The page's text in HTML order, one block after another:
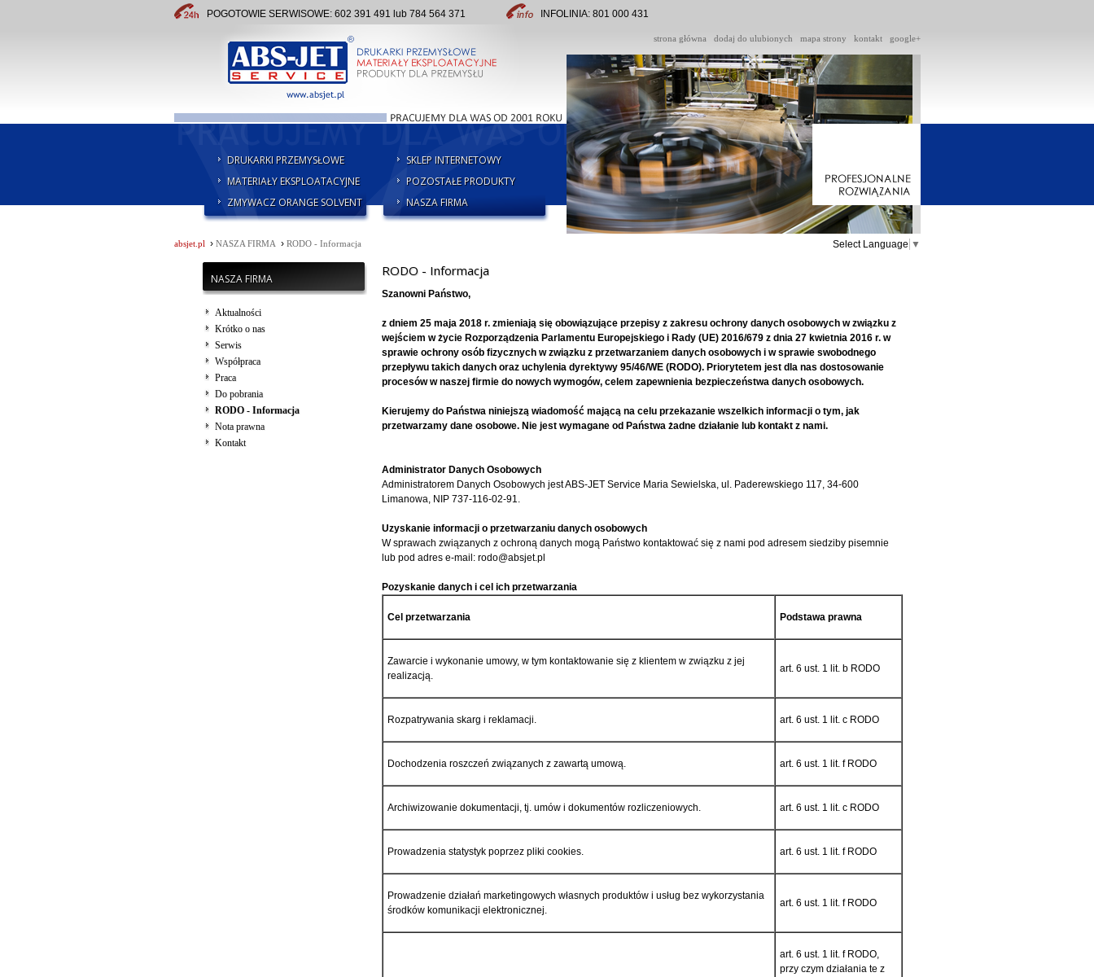
POGOTOWIE SERWISOWE: 602 391 491 lub 784 564 371 INFOLINIA: 801 000 431
DRUKARKI PRZEMYSŁOWE
MATERIAŁY EKSPLOATACYJNE
ZMYWACZ ORANGE SOLVENT
SKLEP INTERNETOWY
POZOSTAŁE PRODUKTY
NASZA FIRMA
strona główna dodaj do ulubionych mapa strony kontakt google+
absjet.pl› NASZA FIRMA› RODO - Informacja Select Language ▼
NASZA FIRMA
Aktualności
Krótko o nas
Serwis
Współpraca
Praca
Do pobrania
RODO - Informacja
Nota prawna
Kontakt
RODO - Informacja
Szanowni Państwo,
z dniem 25 maja 2018 r. zmieniają się obowiązujące przepisy z zakresu ochrony danych osobowych w związku z
wejściem w życie Rozporządzenia Parlamentu Europejskiego i Rady (UE) 2016/679 z dnia 27 kwietnia 2016 r. w
sprawie ochrony osób fizycznych w związku z przetwarzaniem danych osobowych i w sprawie swobodnego
przepływu takich danych oraz uchylenia dyrektywy 95/46/WE (RODO). Priorytetem jest dla nas dostosowanie
procesów w naszej firmie do nowych wymogów, celem zapewnienia bezpieczeństwa danych osobowych.
Kierujemy do Państwa niniejszą wiadomość mającą na celu przekazanie wszelkich informacji o tym, jak
przetwarzamy dane osobowe. Nie jest wymagane od Państwa żadne działanie lub kontakt z nami.
Administrator Danych Osobowych
Administratorem Danych Osobowych jest ABS-JET Service Maria Sewielska, ul. Paderewskiego 117, 34-600
Limanowa, NIP 737-116-02-91.
Uzyskanie informacji o przetwarzaniu danych osobowych
W sprawach związanych z ochroną danych mogą Państwo kontaktować się z nami pod adresem siedziby pisemnie
lub pod adres e-mail: rodo@absjet.pl
Pozyskanie danych i cel ich przetwarzania
Cel przetwarzania Podstawa prawna
Zawarcie i wykonanie umowy, w tym kontaktowanie się z klientem w związku z jej
realizacją.
art. 6 ust. 1 lit. b RODO
Rozpatrywania skarg i reklamacji. art. 6 ust. 1 lit. c RODO
Dochodzenia roszczeń związanych z zawartą umową. art. 6 ust. 1 lit. f RODO
Archiwizowanie dokumentacji, tj. umów i dokumentów rozliczeniowych. art. 6 ust. 1 lit. c RODO
Prowadzenia statystyk poprzez pliki cookies. art. 6 ust. 1 lit. f RODO
Prowadzenie działań marketingowych własnych produktów i usług bez wykorzystania
środków komunikacji elektronicznej.
art. 6 ust. 1 lit. f RODO
art. 6 ust. 1 lit. f RODO,
przy czym działania te z